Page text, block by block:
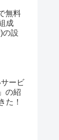
無料
成
の設
サービ
の紹
た！